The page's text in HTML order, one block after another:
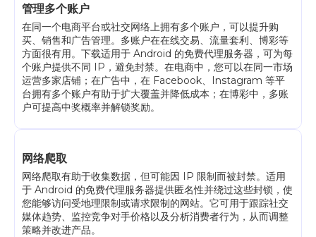
管理多个账户
在同一个电商平台或社交网络上拥有多个账户，可以提升购
买、销售和广告管理。多账户在在线交易、流量套利、博彩等
方面很有用。下载适用于 Android 的免费代理服务器，可为每
个账户提供不同 IP，避免封禁。在电商中，您可以在同一市场
运营多家店铺；在广告中，在 Facebook、Instagram 等平
台拥有多个账户有助于扩大覆盖并降低成本；在博彩中，多账
户可提高中奖概率并解锁奖励。
网络爬取
网络爬取有助于收集数据，但可能因 IP 限制而被封禁。适用
于 Android 的免费代理服务器提供匿名性并绕过这些封锁，使
您能够访问受地理限制或请求限制的网站。它可用于跟踪社交
媒体趋势、监控竞争对手价格以及分析消费者行为，从而调整
策略并改进产品。